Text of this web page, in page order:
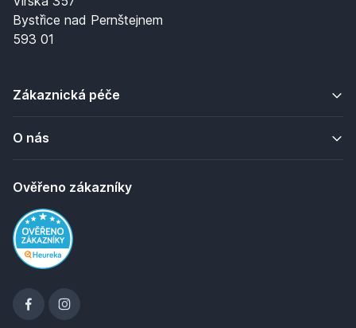
Bystřice nad Pernštejnem
593 01
Zákaznická péče
O nás
Ověřeno zákazníky